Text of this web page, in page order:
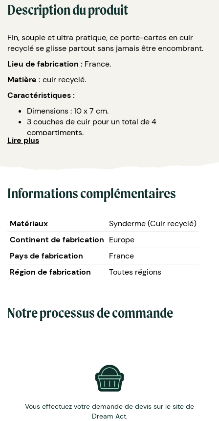
Description du produit
Fin, souple et ultra pratique, ce porte-cartes en cuir
recyclé se glisse partout sans jamais être encombrant.
Lieu de fabrication : France.
Matière : cuir recyclé.
Caractéristiques :
Dimensions : 10 x 7 cm.
3 couches de cuir pour un total de 4
compartiments.
Surpiqûre 4 côtés.
(blanc, argent mat ou brillant, doré mat ou brillant,
rouge, bleu, orange).
Lire plus
Informations complémentaires
Matériaux
Synderme (Cuir recyclé)
Continent de fabrication Europe
Pays de fabrication
France
Région de fabrication
Toutes régions
Notre processus de commande
Vous effectuez votre demande de devis sur le site de
Dream Act.